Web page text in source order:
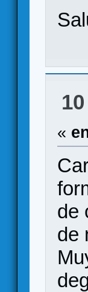
10
«
de
de